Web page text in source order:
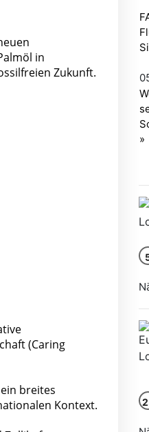
in
Zukunft.
(Caring
breites
Kontext.